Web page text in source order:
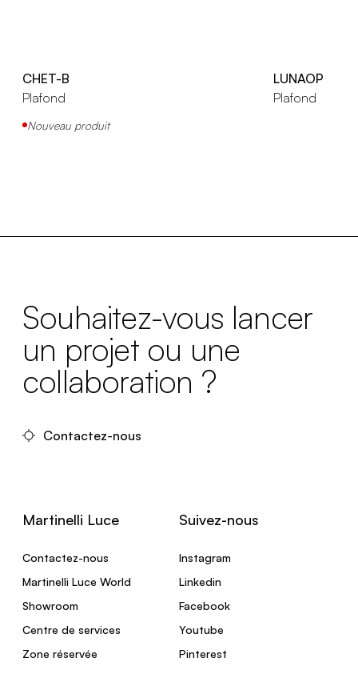
CHET-B
Plafond
Nouveau produit
LUNAOP
Plafond
Souhaitez-vous lancer
un projet ou une
collaboration ?
Contactez-nous
Martinelli Luce
Contactez-nous
Martinelli Luce World
Showroom
Centre de services
Zone réservée
Suivez-nous
Instagram
Linkedin
Facebook
Youtube
Pinterest